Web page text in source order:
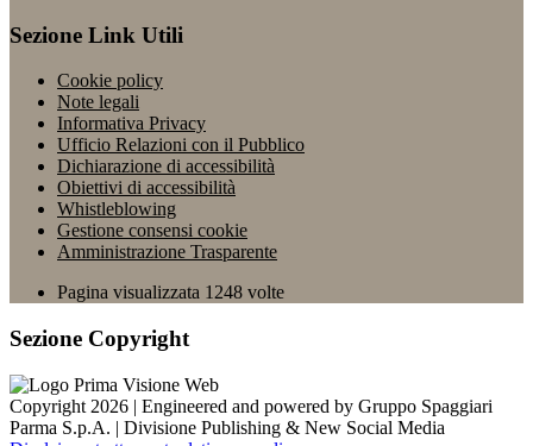
Sezione Link Utili
Cookie policy
Note legali
Informativa Privacy
Ufficio Relazioni con il Pubblico
Dichiarazione di accessibilità
Obiettivi di accessibilità
Whistleblowing
Gestione consensi cookie
Amministrazione Trasparente
Pagina visualizzata 1248 volte
Sezione Copyright
Copyright 2026 | Engineered and powered by Gruppo Spaggiari
Parma S.p.A. | Divisione Publishing & New Social Media